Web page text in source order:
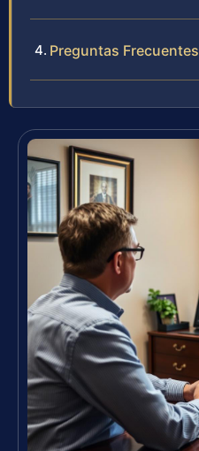
Preguntas Frecuentes